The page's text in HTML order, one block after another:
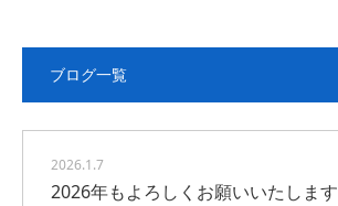
ブログ一覧
2026.1.7
2026年もよろしくお願いいたします